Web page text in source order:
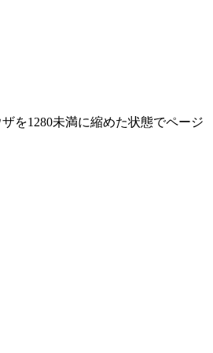
を1280未満に縮めた状態でページ